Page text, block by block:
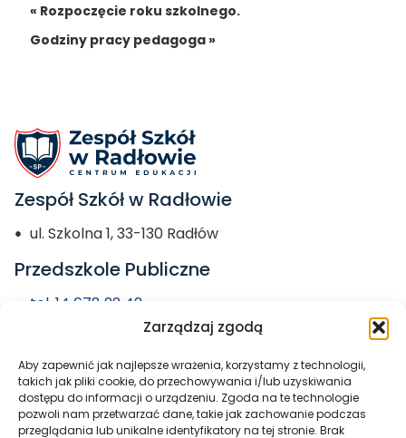
Zarządzaj zgodą
Aby zapewnić jak najlepsze wrażenia, korzystamy z technologii,
takich jak pliki cookie, do przechowywania i/lub uzyskiwania
dostępu do informacji o urządzeniu. Zgoda na te technologie
pozwoli nam przetwarzać dane, takie jak zachowanie podczas
przeglądania lub unikalne identyfikatory na tej stronie. Brak
« Rozpoczęcie roku szkolnego.
Godziny pracy pedagoga »
Zespół Szkół w Radłowie
ul. Szkolna 1, 33-130 Radłów
Przedszkole Publiczne
tel. 14 678 22 42
przedszkole@zs-radlow.pl
Miasto i Gmina
Radłów